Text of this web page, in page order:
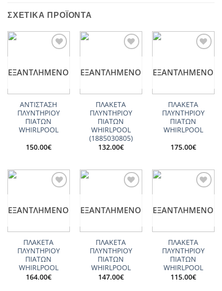
ΣΧΕΤΙΚΆ ΠΡΟΪΌΝΤΑ
ΕΞΑΝΤΛΗΜΈΝΟ
ΑΝΤΙΣΤΑΣΗ
ΠΛΥΝΤΗΡΙΟΥ
ΠΙΑΤΩΝ
WHIRLPOOL
150.00€
ΕΞΑΝΤΛΗΜΈΝΟ
ΠΛΑΚΕΤΑ
ΠΛΥΝΤΗΡΙΟΥ
ΠΙΑΤΩΝ
WHIRLPOOL
(1885030805)
132.00€
ΕΞΑΝΤΛΗΜΈΝΟ
ΠΛΑΚΕΤΑ
ΠΛΥΝΤΗΡΙΟΥ
ΠΙΑΤΩΝ
WHIRLPOOL
175.00€
ΕΞΑΝΤΛΗΜΈΝΟ
ΠΛΑΚΕΤΑ
ΠΛΥΝΤΗΡΙΟΥ
ΠΙΑΤΩΝ
WHIRLPOOL
164.00€
ΕΞΑΝΤΛΗΜΈΝΟ
ΠΛΑΚΕΤΑ
ΠΛΥΝΤΗΡΙΟΥ
ΠΙΑΤΩΝ
WHIRLPOOL
147.00€
ΕΞΑΝΤΛΗΜΈΝΟ
ΠΛΑΚΕΤΑ
ΠΛΥΝΤΗΡΙΟΥ
ΠΙΑΤΩΝ
WHIRLPOOL
115.00€